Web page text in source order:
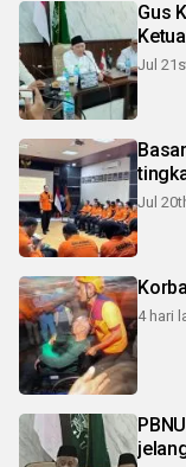
Gus
Jul
Jul
4 hari